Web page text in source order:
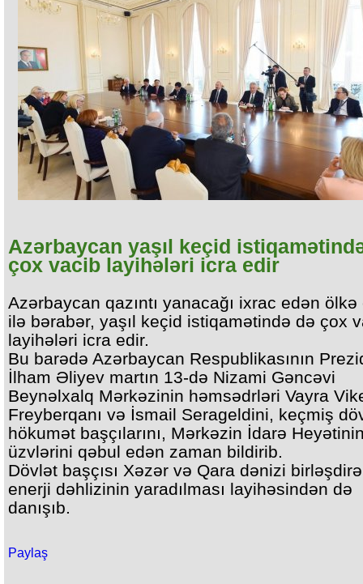
Azərbaycan yaşıl keçid
çox vacib layihələri icra edir
Azərbaycan qazıntı yanacağı ixrac edən ölkə
ilə bərabər, yaşıl keçid istiqamətində də çox
layihələri icra edir.
Bu barədə Azərbaycan Respublikasının
İlham Əliyev martın 13-də Nizami Gəncəvi
Beynəlxalq Mərkəzinin həmsədrləri Vayra
Freyberqanı və İsmail Serageldini, keçmiş
hökumət başçılarını, Mərkəzin İdarə
üzvlərini qəbul edən zaman bildirib.
Dövlət başçısı Xəzər və Qara dənizi
enerji dəhlizinin yaradılması layihəsindən də
danışıb.
Paylaş